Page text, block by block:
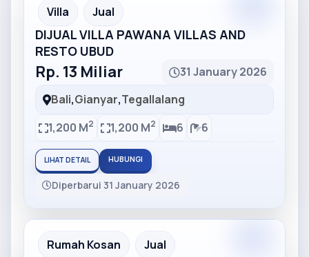
Partner Ad
Villa Jual
DIJUAL VILLA PAWANA VILLAS AND
RESTO UBUD
Rp. 13 Miliar
31 January 2026
Bali,Gianyar,Tegallalang
1,200 M2 1,200 M2 6 6
LIHAT DETAIL HUBUNGI
Diperbarui 31 January 2026
Partner Ad
Rumah Kosan Jual